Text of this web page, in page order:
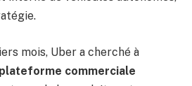
mois, Uber a cherché à
commerciale